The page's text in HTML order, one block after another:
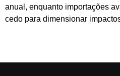
anual, enquanto importações
cedo para dimensionar